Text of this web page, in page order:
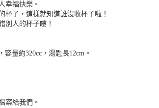
幸福快樂。
杯子，這樣就知道誰沒收杯子啦！
別人的杯子嘍！
量約320cc，湯匙長12cm。
案給我們。